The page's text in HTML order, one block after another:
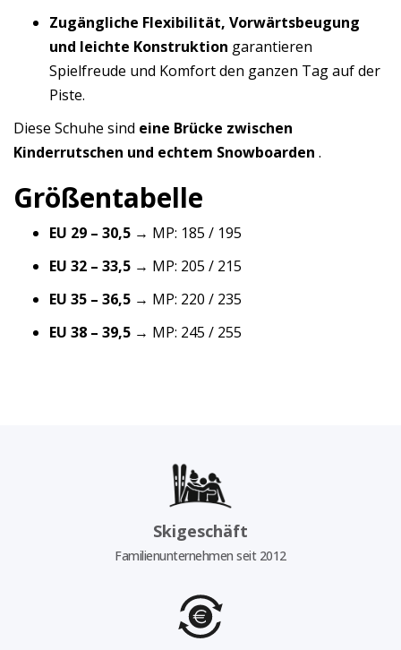
Zugängliche Flexibilität, Vorwärtsbeugung
und leichte Konstruktion garantieren
Spielfreude und Komfort den ganzen Tag auf der
Piste.
Diese Schuhe sind eine Brücke zwischen
Kinderrutschen und echtem Snowboarden .
Größentabelle
EU 29 – 30,5 → MP: 185 / 195
EU 32 – 33,5 → MP: 205 / 215
EU 35 – 36,5 → MP: 220 / 235
EU 38 – 39,5 → MP: 245 / 255
Skigeschäft
Familienunternehmen seit 2012